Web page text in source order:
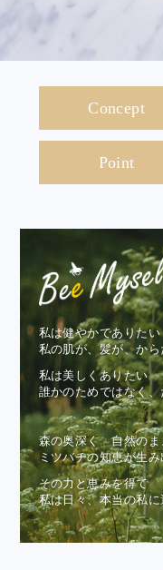
Concept
Point
私は健やかでありたい
私の肌が、髪が、か
私は美しくありたい
誰かのためではなく
森の奥深く 自然のま
ミツバチの知恵が生
その力と恵みを得て
私は日々、本当の私